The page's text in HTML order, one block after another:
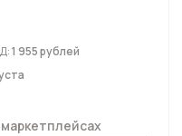
1 955 рублей